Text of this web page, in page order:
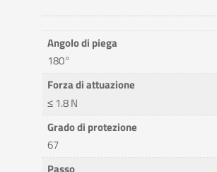
Angolo di piega
180°
Forza di attuazione
≤ 1.8 N
Grado di protezione
67